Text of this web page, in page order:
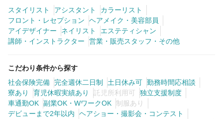
スタイリスト
アシスタント
カラーリスト
フロント・レセプション
ヘアメイク・美容部員
アイデザイナー
ネイリスト
エステティシャン
講師・インストラクター
営業・販売スタッフ・その他
こだわり条件から探す
社会保険完備
完全週休二日制 土日休み可 勤務時間応相談
寮あり
育児休暇実績あり 託児所利用可
独立支援制度
車通勤OK 副業OK・WワークOK 制服あり
デビューまで2年以内
ヘアショー・撮影会・コンテスト